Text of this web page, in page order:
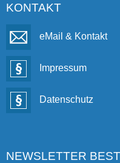
KONTAKT
eMail & Kontakt
Impressum
Datenschutz
NEWSLETTER